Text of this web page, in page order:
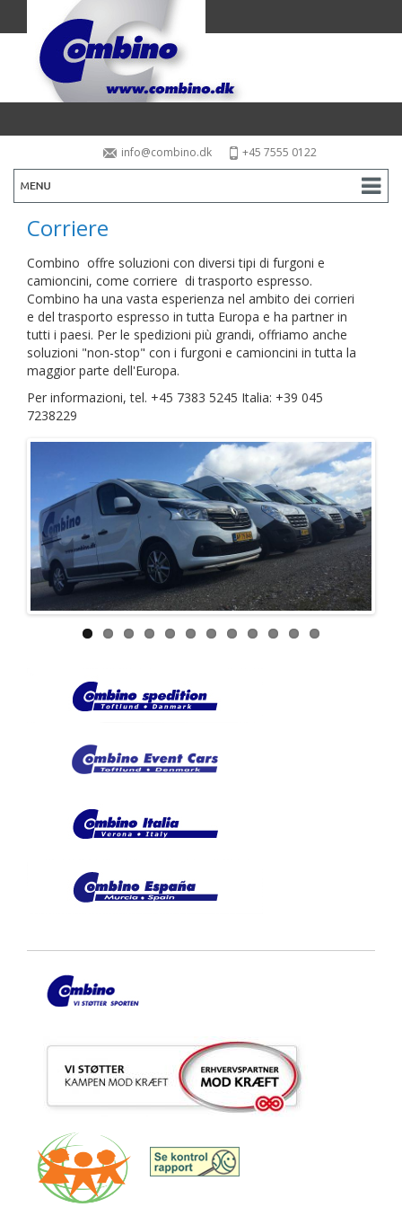
info@combino.dk +45 7555 0122
Benvenuti
Combino
Mezzi
Combino supporta lo sport
Gestione della flotta
Corriere
Condizioni
Contatto
Corriere
Combino offre soluzioni con diversi tipi di furgoni e
camioncini, come corriere di trasporto espresso.
Combino ha una vasta esperienza nel ambito dei corrieri
e del trasporto espresso in tutta Europa e ha partner in
tutti i paesi. Per le spedizioni più grandi, offriamo anche
soluzioni "non-stop" con i furgoni e camioncini in tutta la
maggior parte dell'Europa.
Per informazioni, tel. +45 7383 5245 Italia: +39 045
7238229